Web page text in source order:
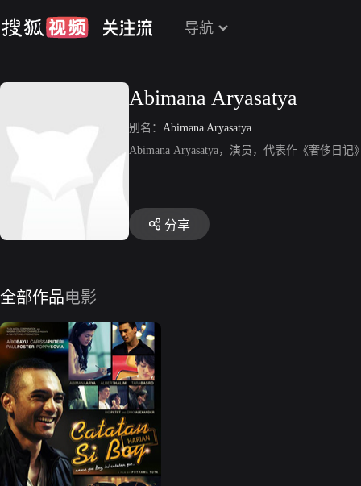
导航
Abimana Aryasatya
别名： Abimana Aryasatya
Abimana Aryasatya，演员，代表作《奢侈日记
分享
全部作品电影